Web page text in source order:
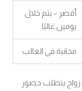
أقصر – يتم خلال
يومين غالبًا
مجانية في الغالب
زواج يتطلب حضور